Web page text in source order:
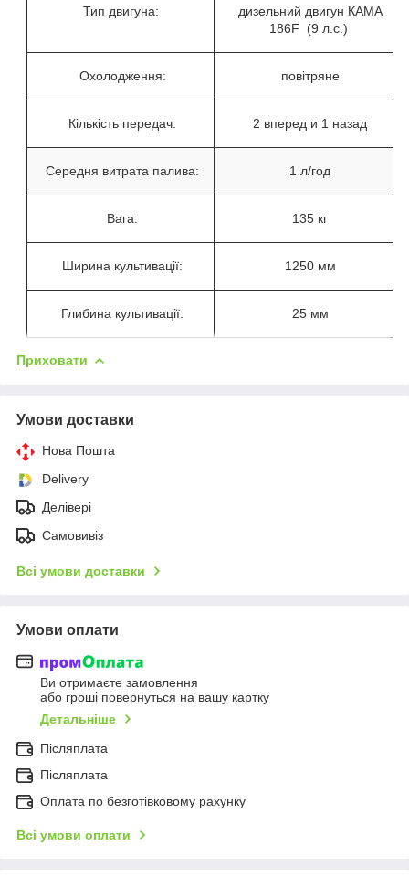
Тип двигуна:
дизельний двигун КАМА
186F (9 л.с.)
Охолодження: повітряне
Кількість передач: 2 вперед и 1 назад
Середня витрата палива: 1 л/год
Вага: 135 кг
Ширина культивації: 1250 мм
Глибина культивації: 25 мм
Приховати
Умови доставки
Нова Пошта
Delivery
Делівері
Самовивіз
Всі умови доставки
Умови оплати
Ви отримаєте замовлення
або гроші повернуться на вашу картку
Детальніше
Післяплата
Післяплата
Оплата по безготівковому рахунку
Всі умови оплати